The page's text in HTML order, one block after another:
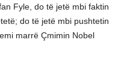
Fyle, do të jetë mbi faktin
do të jetë mbi pushtetin
marrë Çmimin Nobel